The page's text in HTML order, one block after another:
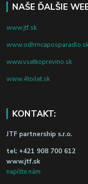
NAŠE ĎALŠIE
www.jtf.sk
www.vsetkoprevino.sk
www.4toilet.sk
KONTAKT:
JTF partnership s.r.o.
tel: +421 908 700 612
www.jtf.sk
napíšte nám